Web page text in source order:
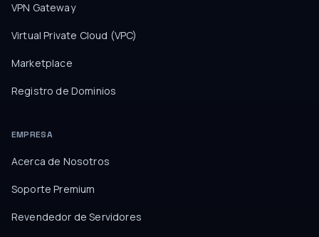
VPN Gateway
Virtual Private Cloud (VPC)
Marketplace
Registro de Dominios
EMPRESA
Acerca de Nosotros
Soporte Premium
Revendedor de Servidores